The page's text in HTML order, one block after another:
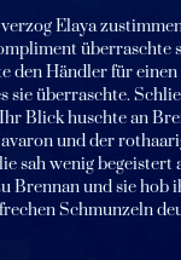
Elaya
Händler für
überraschte.
Blick huschte an
und der
wenig begeistert
und sie hob
Schmunzeln